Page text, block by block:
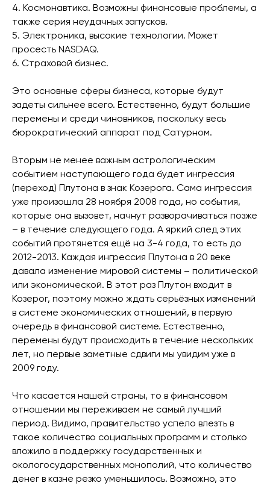
4. Космонавтика. Возможны финансовые проблемы, а
также серия неудачных запусков.
5. Электроника, высокие технологии. Может
просесть NASDAQ.
6. Страховой бизнес.
Это основные сферы бизнеса, которые будут
задеты сильнее всего. Естественно, будут большие
перемены и среди чиновников, поскольку весь
бюрократический аппарат под Сатурном.
Вторым не менее важным астрологическим
событием наступающего года будет ингрессия
(переход) Плутона в знак Козерога. Сама ингрессия
уже произошла 28 ноября 2008 года, но события,
которые она вызовет, начнут разворачиваться позже
– в течение следующего года. А яркий след этих
событий протянется ещё на 3-4 года, то есть до
2012-2013. Каждая ингрессия Плутона в 20 веке
давала изменение мировой системы – политической
или экономической. В этот раз Плутон входит в
Козерог, поэтому можно ждать серьёзных изменений
в системе экономических отношений, в первую
очередь в финансовой системе. Естественно,
перемены будут происходить в течение нескольких
лет, но первые заметные сдвиги мы увидим уже в
2009 году.
Что касается нашей страны, то в финансовом
отношении мы переживаем не самый лучший
период. Видимо, правительство успело влезть в
такое количество социальных программ и столько
вложило в поддержку государственных и
окологосударственных монополий, что количество
денег в казне резко уменьшилось. Возможно, это